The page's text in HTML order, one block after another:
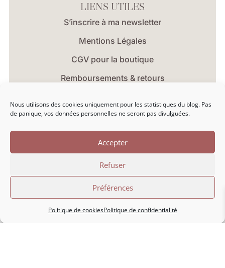
Nous utilisons des cookies uniquement pour les statistiques du blog. Pas
de panique, vos données personnelles ne seront pas divulguées.
Accepter
Refuser
Préférences
Politique de cookiesPolitique de confidentialité
LIENS UTILES
S’inscrire à ma newsletter
Mentions Légales
CGV pour la boutique
Remboursements & retours
Vous pouvez vous désabonner à tout moment.
hello@marionlibro.fr